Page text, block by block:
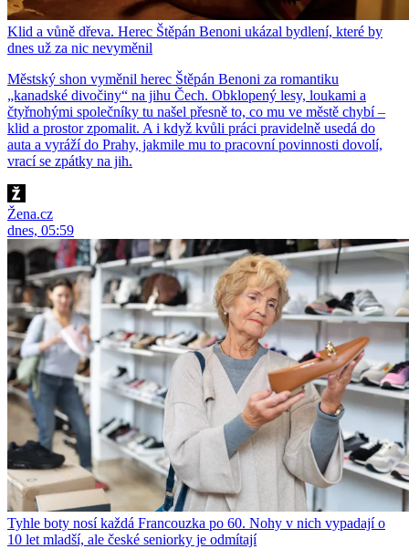
Klid a vůně dřeva. Herec Štěpán Benoni ukázal bydlení, které by
dnes už za nic nevyměnil
Městský shon vyměnil herec Štěpán Benoni za romantiku
„kanadské divočiny“ na jihu Čech. Obklopený lesy, loukami a
čtyřnohými společníky tu našel přesně to, co mu ve městě chybí –
klid a prostor zpomalit. A i když kvůli práci pravidelně usedá do
auta a vyráží do Prahy, jakmile mu to pracovní povinnosti dovolí,
vrací se zpátky na jih.
Žena.cz
dnes, 05:59
Tyhle boty nosí každá Francouzka po 60. Nohy v nich vypadají o
10 let mladší, ale české seniorky je odmítají